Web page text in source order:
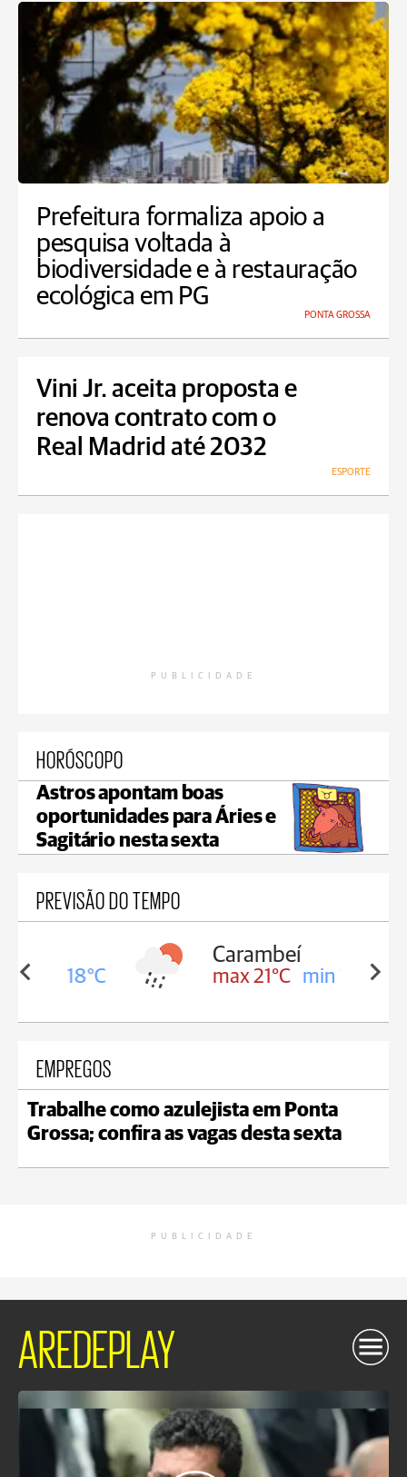
Prefeitura formaliza apoio a
pesquisa voltada à
biodiversidade e à restauração
ecológica em PG
PONTA GROSSA
Vini Jr. aceita proposta e
renova contrato com o
Real Madrid até 2032
ESPORTE
PUBLICIDADE
HORÓSCOPO
Astros apontam boas
oportunidades para Áries e
Sagitário nesta sexta
PREVISÃO DO TEMPO
18°C
Carambeí
max 21°C min 18°C
EMPREGOS
Trabalhe como azulejista em Ponta
Grossa; confira as vagas desta sexta
PUBLICIDADE
AREDEPLAY